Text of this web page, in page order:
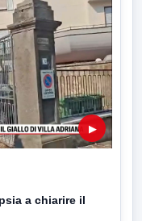
▶
a chiarire il